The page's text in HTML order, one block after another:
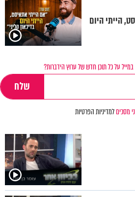
הייתי היום
על כל תוכן חדש של ערוץ הידברות?
מסכיםלמדיניות הפרטיות